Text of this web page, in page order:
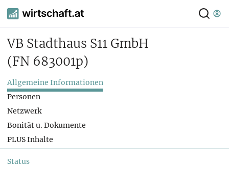
VB Stadthaus S11 GmbH
(FN 683001p)
Allgemeine Informationen
Personen
Netzwerk
Bonität u. Dokumente
PLUS Inhalte
Status